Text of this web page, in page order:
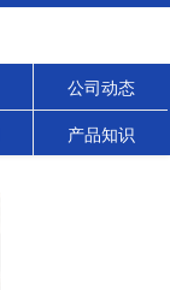
公司动态
产品知识